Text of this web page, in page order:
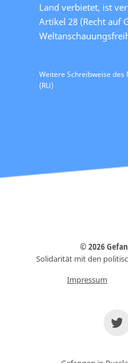
Land verbietet, ist
Artikel 28 (Recht auf
Weitere Schreibweise
(RU)
© 2026
Solidarität mit den
Impressum